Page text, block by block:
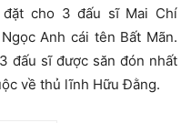
đặt cho 3 đấu sĩ Mai Chí
Anh cái tên Bất Mãn.
đấu sĩ được săn đón nhất
về thủ lĩnh Hữu Đằng.